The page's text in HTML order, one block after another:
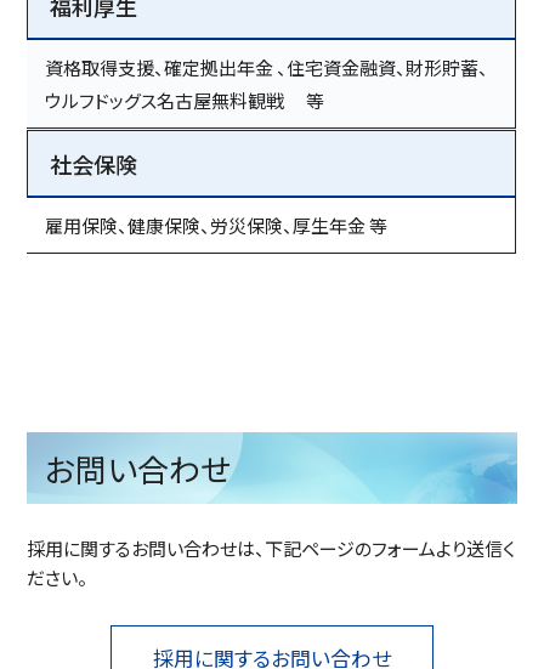
資格取得支援、確定拠出年金 、住宅資金融資、財形貯蓄、
ウルフドッグス名古屋無料観戦 等
社会保険
雇用保険、健康保険、労災保険、厚生年金 等
お問い合わせ
採用に関するお問い合わせは、下記ページのフォームより送信く
ださい。
採用に関するお問い合わせ